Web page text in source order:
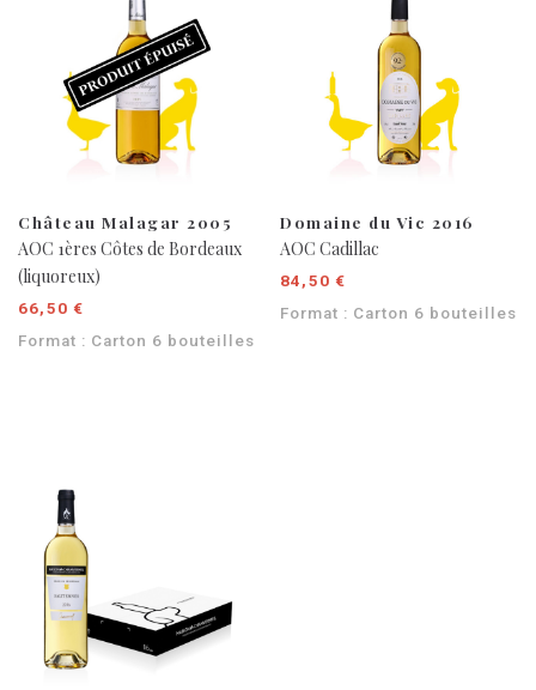
Château Malagar 2005
AOC 1ères Côtes de Bordeaux
(liquoreux)
66,50 €
Format : Carton 6 bouteilles
Domaine du Vic 2016
AOC Cadillac
84,50 €
Format : Carton 6 bouteilles